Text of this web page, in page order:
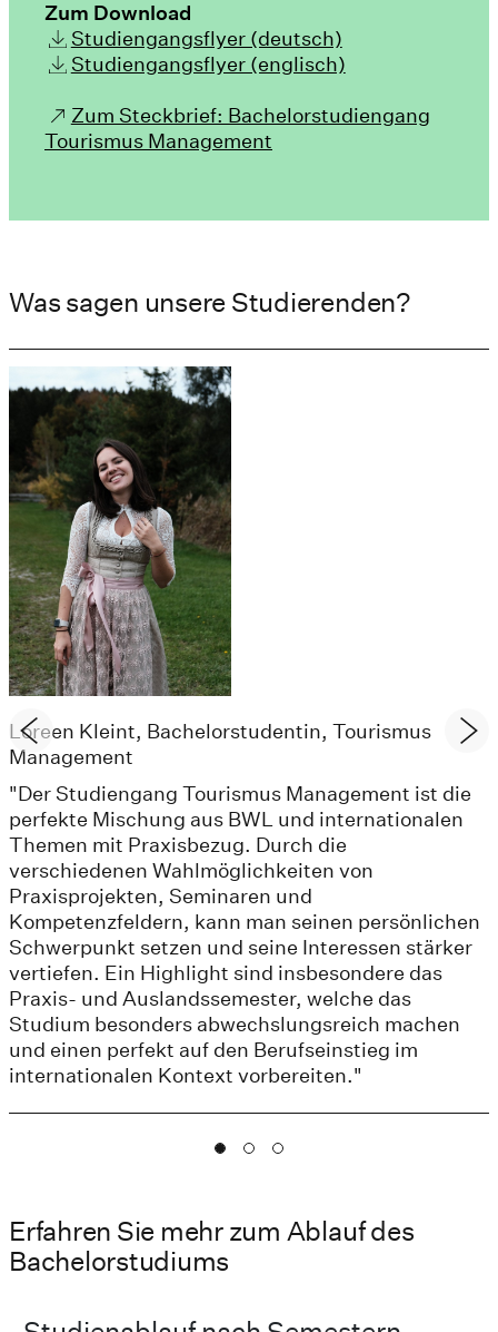
Zum Download
Studiengangsflyer (deutsch)
Studiengangsflyer (englisch)
Zum Steckbrief: Bachelorstudiengang
Tourismus Management
Was sagen unsere Studierenden?
Loreen Kleint, Bachelorstudentin, Tourismus
Management
"Der Studiengang Tourismus Management ist die
perfekte Mischung aus BWL und internationalen
Themen mit Praxisbezug. Durch die
verschiedenen Wahlmöglichkeiten von
Praxisprojekten, Seminaren und
Kompetenzfeldern, kann man seinen persönlichen
Schwerpunkt setzen und seine Interessen stärker
vertiefen. Ein Highlight sind insbesondere das
Praxis- und Auslandssemester, welche das
Studium besonders abwechslungsreich machen
und einen perfekt auf den Berufseinstieg im
internationalen Kontext vorbereiten."
Erfahren Sie mehr zum Ablauf des
Bachelorstudiums